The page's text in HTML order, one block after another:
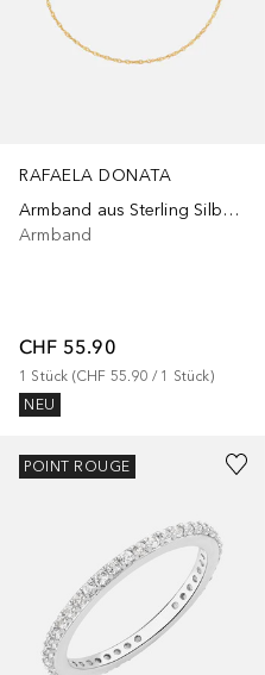
RAFAELA DONATA
Armband aus Sterling Silber in Gelbgold
Armband
CHF 55.90
1 Stück (CHF 55.90 / 1 Stück)
NEU
POINT ROUGE